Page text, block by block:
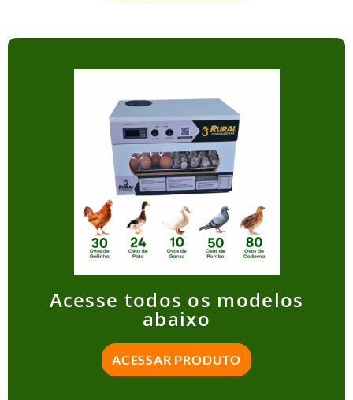
Acesse todos os modelos
abaixo
ACESSAR PRODUTO